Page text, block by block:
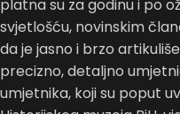
platna su za godinu i po
svjetlošću, novinskim
da je jasno i brzo
precizno, detaljno
umjetnika, koji su poput